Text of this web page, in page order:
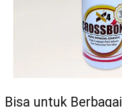
Bisa untuk